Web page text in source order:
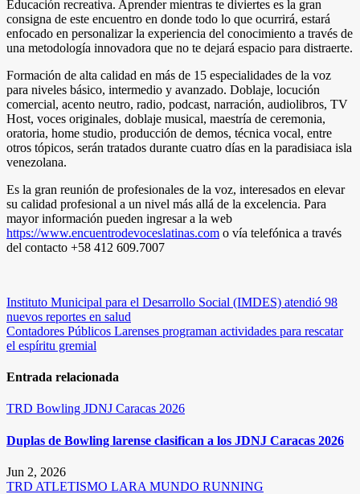
Educación recreativa. Aprender mientras te diviertes es la gran
consigna de este encuentro en donde todo lo que ocurrirá, estará
enfocado en personalizar la experiencia del conocimiento a través de
una metodología innovadora que no te dejará espacio para distraerte.
Formación de alta calidad en más de 15 especialidades de la voz
para niveles básico, intermedio y avanzado. Doblaje, locución
comercial, acento neutro, radio, podcast, narración, audiolibros, TV
Host, voces originales, doblaje musical, maestría de ceremonia,
oratoria, home studio, producción de demos, técnica vocal, entre
otros tópicos, serán tratados durante cuatro días en la paradisiaca isla
venezolana.
Es la gran reunión de profesionales de la voz, interesados en elevar
su calidad profesional a un nivel más allá de la excelencia. Para
mayor información pueden ingresar a la web
https://www.encuentrodevoceslatinas.com o vía telefónica a través
del contacto +58 412 609.7007
Navegación
de
entradas
Instituto Municipal para el Desarrollo Social (IMDES) atendió 98
nuevos reportes en salud
Contadores Públicos Larenses programan actividades para rescatar
el espíritu gremial
Entrada relacionada
TRD Bowling JDNJ Caracas 2026
Duplas de Bowling larense clasifican a los JDNJ Caracas 2026
Jun 2, 2026
TRD ATLETISMO LARA MUNDO RUNNING